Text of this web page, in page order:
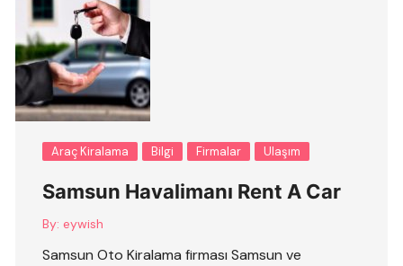
Araç Kiralama Bilgi Firmalar Ulaşım
Samsun Havalimanı Rent A Car
By: eywish
Samsun Oto Kiralama firması Samsun ve